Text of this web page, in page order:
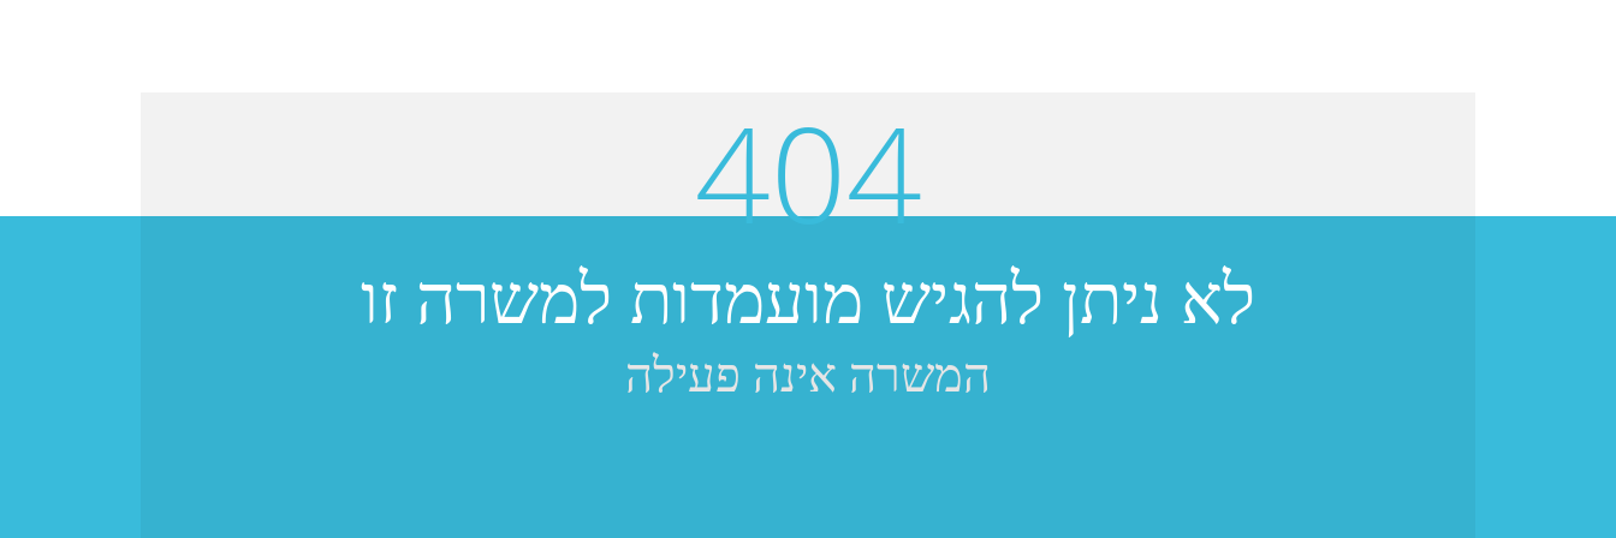
404
לא ניתן להגיש מועמדות למשרה זו
המשרה אינה פעילה